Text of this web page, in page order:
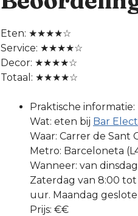
Eten: ★★★★☆
Service: ★★★★☆
Decor: ★★★★☆
Totaal: ★★★★☆
Praktische informatie:
Wat: eten bij Bar
Waar: Carrer de Sant
Metro: Barceloneta
Wanneer: van
Zaterdag van 8:00 tot
uur. Maandag
Prijs: €€